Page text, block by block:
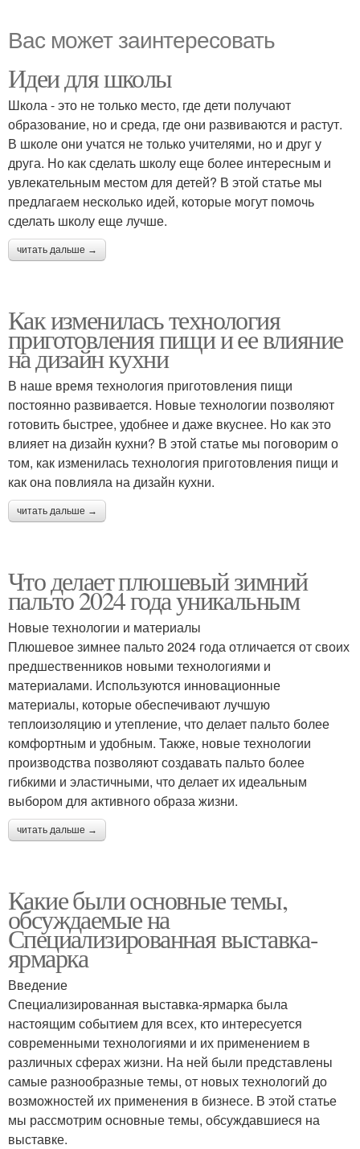
Вас может заинтересовать
Идеи для школы
Школа - это не только место, где дети получают
образование, но и среда, где они развиваются и растут.
В школе они учатся не только учителями, но и друг у
друга. Но как сделать школу еще более интересным и
увлекательным местом для детей? В этой статье мы
предлагаем несколько идей, которые могут помочь
сделать школу еще лучше.
читать дальше →
Как изменилась технология
приготовления пищи и ее влияние
на дизайн кухни
В наше время технология приготовления пищи
постоянно развивается. Новые технологии позволяют
готовить быстрее, удобнее и даже вкуснее. Но как это
влияет на дизайн кухни? В этой статье мы поговорим о
том, как изменилась технология приготовления пищи и
как она повлияла на дизайн кухни.
читать дальше →
Что делает плюшевый зимний
пальто 2024 года уникальным
Новые технологии и материалы
Плюшевое зимнее пальто 2024 года отличается от своих
предшественников новыми технологиями и
материалами. Используются инновационные
материалы, которые обеспечивают лучшую
теплоизоляцию и утепление, что делает пальто более
комфортным и удобным. Также, новые технологии
производства позволяют создавать пальто более
гибкими и эластичными, что делает их идеальным
выбором для активного образа жизни.
читать дальше →
Какие были основные темы,
обсуждаемые на
Специализированная выставка-
ярмарка
Введение
Специализированная выставка-ярмарка была
настоящим событием для всех, кто интересуется
современными технологиями и их применением в
различных сферах жизни. На ней были представлены
самые разнообразные темы, от новых технологий до
возможностей их применения в бизнесе. В этой статье
мы рассмотрим основные темы, обсуждавшиеся на
выставке.